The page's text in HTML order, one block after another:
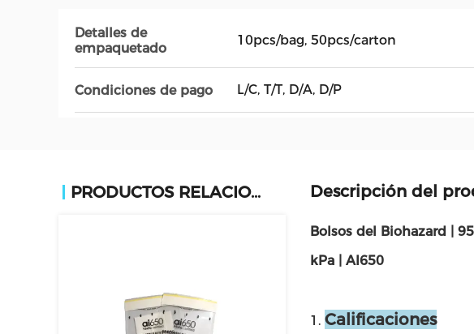
Detalles de
empaquetado
10pcs/bag, 50pcs/carton
Condiciones de pago L/C, T/T, D/A, D/P
PRODUCTOS RELACIONADOS Descripción del
Bolsos del Biohazard |
kPa | AI650
1. Calificaciones